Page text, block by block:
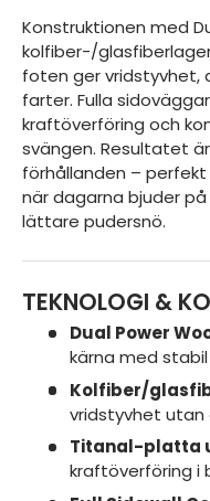
Konstruktionen med
kolfiber-/
foten ger vridstyvhet,
farter. Fulla
kraftöverföring och
svängen. Resultatet
förhållanden –
när dagarna bjuder
lättare pudersnö.
TEKNOLOGI &
Dual Power
kärna med
Kolfiber/
vridstyvhet utan
Titanal-platta
kraftöverföring i